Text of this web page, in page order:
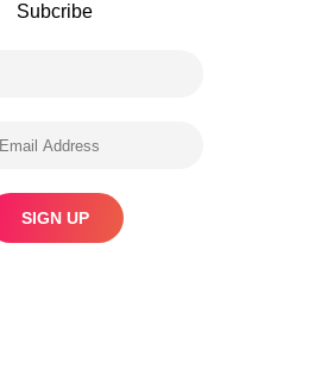
Subcribe